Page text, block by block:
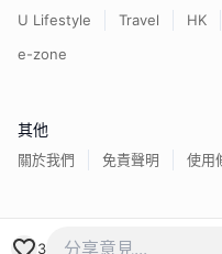
3
U Lifestyle Travel HK
e-zone
其他
關於我們 免責聲明 使用
香港經濟日報版權所有©